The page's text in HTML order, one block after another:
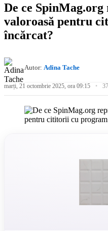
De ce
valoroasă pentru
încărcat?
Autor: Adina Tache
marți, 21 octombrie 2025, ora 09:15